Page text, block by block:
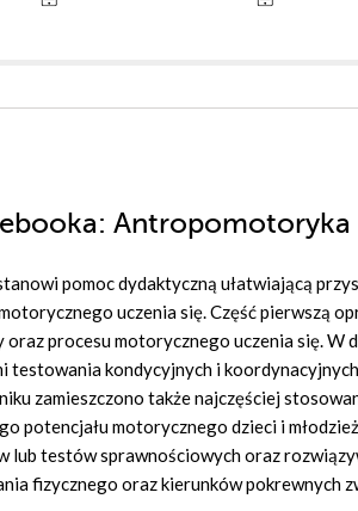
ebooka: Antropomotoryka
pomoc dydaktyczną ułatwiającą
uczenia się. Część pierwszą
procesu motorycznego uczenia się. W
testowania kondycyjnych i
zamieszczono także najczęściej
potencjału motorycznego dzieci i
lub testów sprawnościowych oraz
fizycznego oraz kierunków pokrewnych